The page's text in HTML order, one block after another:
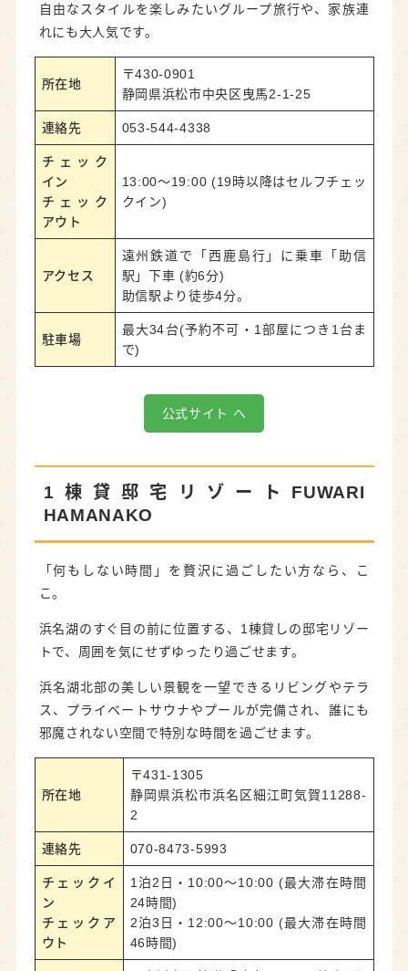
自由なスタイルを楽しみたいグループ旅行や、家族連
れにも大人気です。
所在地
〒430-0901
静岡県浜松市中央区曳馬2-1-25
連絡先 053-544-4338
チェック
イン
チェック
アウト
13:00〜19:00 (19時以降はセルフチェッ
クイン)
アクセス
遠州鉄道で「西鹿島行」に乗車「助信
駅」下車 (約6分)
助信駅より徒歩4分。
駐車場
最大34台(予約不可・1部屋につき1台ま
で)
公式サイト へ
1棟貸邸宅リゾートFUWARI
HAMANAKO
「何もしない時間」を贅沢に過ごしたい方なら、こ
こ。
浜名湖のすぐ目の前に位置する、1棟貸しの邸宅リゾー
トで、周囲を気にせずゆったり過ごせます。
浜名湖北部の美しい景観を一望できるリビングやテラ
ス、プライベートサウナやプールが完備され、誰にも
邪魔されない空間で特別な時間を過ごせます。
所在地
〒431-1305
静岡県浜松市浜名区細江町気賀11288-
2
連絡先 070-8473-5993
チェックイ
ン
チェックア
ウト
1泊2日・10:00～10:00 (最大滞在時間
24時間)
2泊3日・12:00～10:00 (最大滞在時間
46時間)